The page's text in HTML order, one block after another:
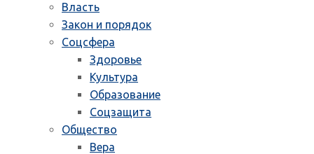
Власть
Закон и порядок
Соцсфера
Здоровье
Культура
Образование
Соцзащита
Общество
Вера